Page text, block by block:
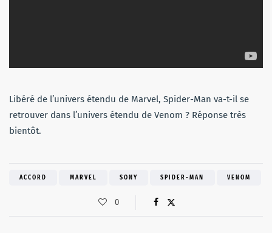
Libéré de l’univers étendu de Marvel, Spider-Man va-t-il se
retrouver dans l’univers étendu de Venom ? Réponse très
bientôt.
ACCORD MARVEL SONY SPIDER-MAN VENOM
0